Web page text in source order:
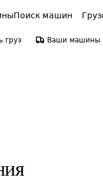
Поиск машин
груз Ваши машины